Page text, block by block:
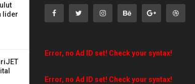
lider
Error, no Ad ID set! Check your syntax!
Error, no Ad ID set! Check your syntax!